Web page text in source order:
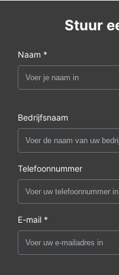
Stuur
Naam *
Bedrijfsnaam
Telefoonnummer
E-mail *